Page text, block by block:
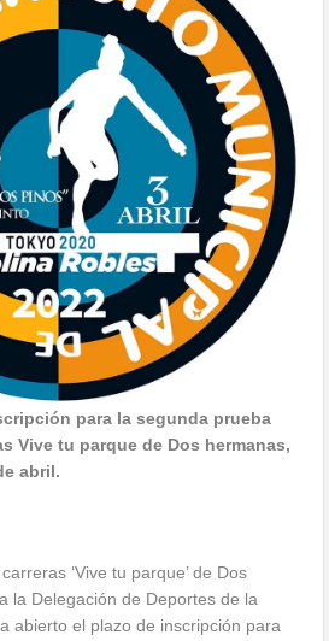
para la segunda prueba
Vive tu parque de Dos hermanas,
abril.
‘Vive tu parque’ de Dos
la Delegación de Deportes de la
abierto el plazo de inscripción para